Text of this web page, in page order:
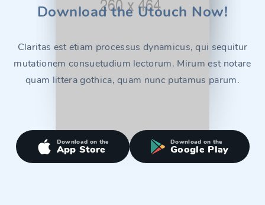
Download the Utouch Now!
Claritas est etiam processus dynamicus, qui sequitur
mutationem consuetudium lectorum. Mirum est notare
quam littera gothica, quam nunc putamus parum.
Download on the
App Store
Download on the
Google Play